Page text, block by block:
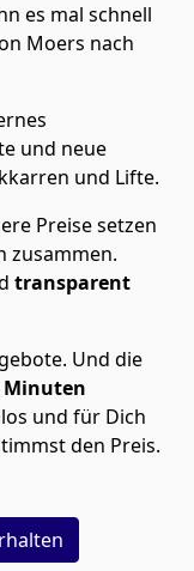
es mal schnell
Moers nach
und neue
und Lifte.
Preise setzen
zusammen.
transparent
Und die
Minuten
und für Dich
den Preis.